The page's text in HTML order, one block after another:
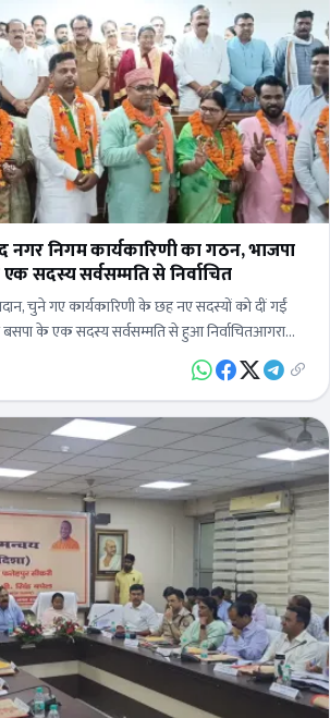
निगम कार्यकारिणी का गठन, भाजपा
सदस्य सर्वसम्मति से निर्वाचित
चुने गए कार्यकारिणी के छह नए सदस्यों को दीं गईं
के एक सदस्य सर्वसम्मति से हुआ निर्वाचितआगरा…